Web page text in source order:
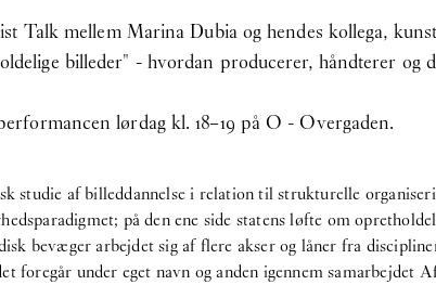
Talk mellem Marina Dubia og hendes kollega,
billeder" - hvordan producerer, håndterer og
lørdag kl. 18–19 på O - Overgaden.
studie af billeddannelse i relation til strukturelle
på den ene side statens løfte om
bevæger arbejdet sig af flere akser og låner fra
under eget navn og anden igennem samarbejdet